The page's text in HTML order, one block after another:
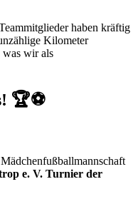
haben kräftig
Kilometer
was wir als
🏆⚽
e. V. Turnier der